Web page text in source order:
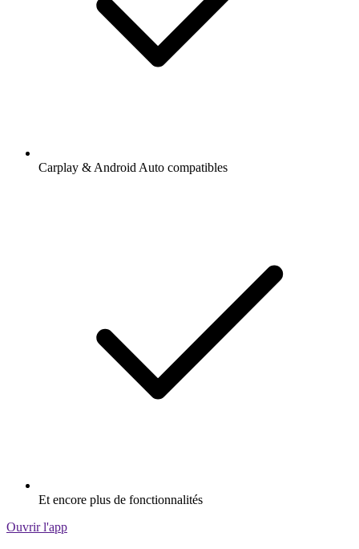
Carplay & Android Auto compatibles
Et encore plus de fonctionnalités
Ouvrir l'app